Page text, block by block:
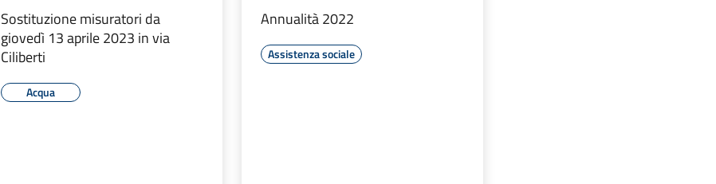
Sostituzione misuratori da
giovedì 13 aprile 2023 in via
Ciliberti
Acqua
Annualità 2022
Assistenza sociale